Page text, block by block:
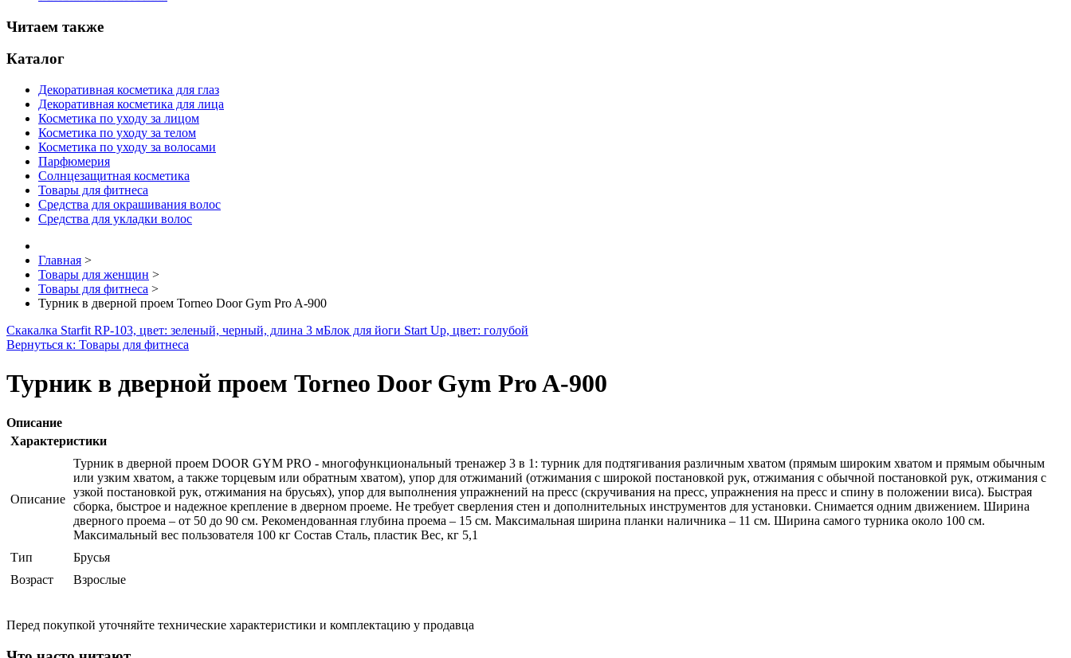
Читаем также
Каталог
Декоративная косметика для глаз
Декоративная косметика для лица
Косметика по уходу за лицом
Косметика по уходу за телом
Косметика по уходу за волосами
Парфюмерия
Солнцезащитная косметика
Товары для фитнеса
Средства для окрашивания волос
Средства для укладки волос
Главная >
Товары для женщин >
Товары для фитнеса >
Турник в дверной проем Torneo Door Gym Pro A-900
Скакалка Starfit RP-103, цвет: зеленый, черный, длина 3 мБлок для йоги Start Up, цвет: голубой
Вернуться к: Товары для фитнеса
Турник в дверной проем Torneo Door Gym Pro A-900
Описание
Характеристики
Описание
Турник в дверной проем DOOR GYM PRO - многофункциональный тренажер 3 в 1: турник для подтягивания различным хватом (прямым широким хватом и прямым обычным
или узким хватом, а также торцевым или обратным хватом), упор для отжиманий (отжимания с широкой постановкой рук, отжимания с обычной постановкой рук, отжимания с
узкой постановкой рук, отжимания на брусьях), упор для выполнения упражнений на пресс (скручивания на пресс, упражнения на пресс и спину в положении виса). Быстрая
сборка, быстрое и надежное крепление в дверном проеме. Не требует сверления стен и дополнительных инструментов для установки. Cнимается одним движением. Ширина
дверного проема – от 50 до 90 см. Рекомендованная глубина проема – 15 см. Максимальная ширина планки наличника – 11 см. Ширина самого турника около 100 см.
Максимальный вес пользователя 100 кг Состав Сталь, пластик Вес, кг 5,1
Тип
Брусья
Возраст
Взрослые
Перед покупкой уточняйте технические характеристики и комплектацию у продавца